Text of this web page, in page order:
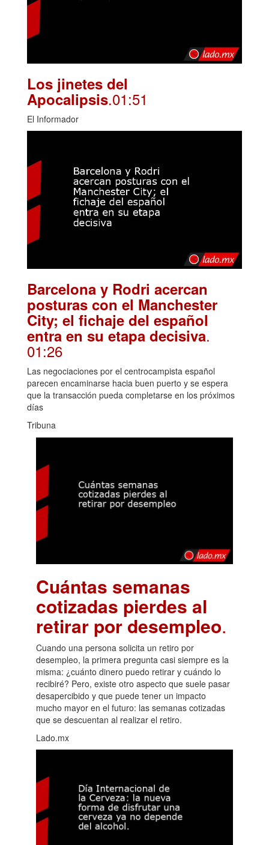
Los jinetes del
Apocalipsis.01:51
El Informador
Barcelona y Rodri acercan
posturas con el Manchester
City; el fichaje del español
entra en su etapa decisiva.
01:26
Las negociaciones por el centrocampista español
parecen encaminarse hacia buen puerto y se espera
que la transacción pueda completarse en los próximos
días
Tribuna
Cuántas semanas
cotizadas pierdes al
retirar por desempleo.
Cuando una persona solicita un retiro por
desempleo, la primera pregunta casi siempre es la
misma: ¿cuánto dinero puedo retirar y cuándo lo
recibiré? Pero, existe otro aspecto que suele pasar
desapercibido y que puede tener un impacto
mucho mayor en el futuro: las semanas cotizadas
que se descuentan al realizar el retiro.
Lado.mx